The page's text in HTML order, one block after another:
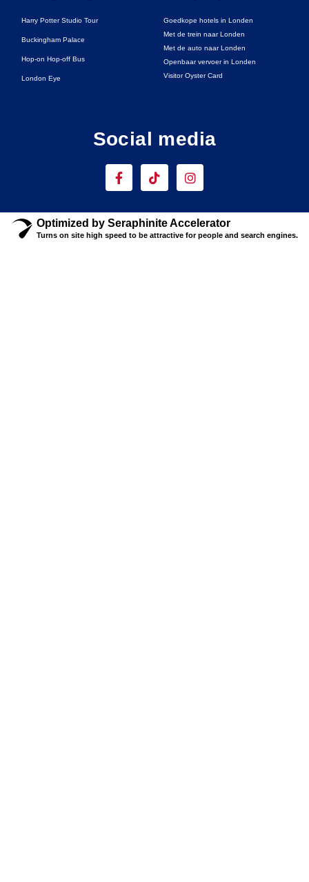
Harry Potter Studio Tour
Buckingham Palace
Hop-on Hop-off Bus
London Eye
Goedkope hotels in Londen
Met de trein naar Londen
Met de auto naar Londen
Openbaar vervoer in Londen
Visitor Oyster Card
Social media
F
a
c
b
o
T
i
k
o
k
I
n
s
a
g
Optimized by Seraphinite Accelerator
Turns on site high speed to be attractive for people and search engines.